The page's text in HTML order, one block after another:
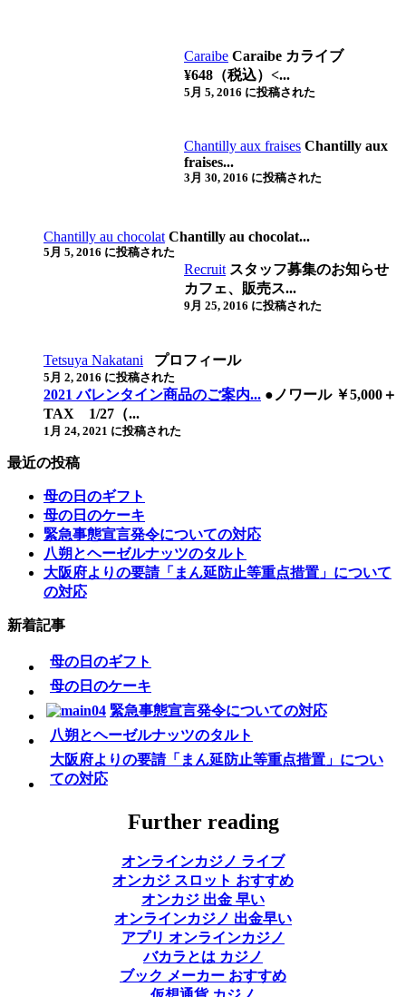
Caraibe Caraibe カライブ
¥648（税込）<...
5月 5, 2016 に投稿された
Chantilly aux fraises Chantilly aux
fraises...
3月 30, 2016 に投稿された
Chantilly au chocolat Chantilly au chocolat...
5月 5, 2016 に投稿された
Recruit スタッフ募集のお知らせ
カフェ、販売ス...
9月 25, 2016 に投稿された
Tetsuya Nakatani プロフィール
5月 2, 2016 に投稿された
2021 バレンタイン商品のご案内... ●ノワール ￥5,000＋
TAX 1/27（...
1月 24, 2021 に投稿された
最近の投稿
母の日のギフト
母の日のケーキ
緊急事態宣言発令についての対応
八朔とヘーゼルナッツのタルト
大阪府よりの要請「まん延防止等重点措置」について
の対応
新着記事
母の日のギフト
母の日のケーキ
緊急事態宣言発令についての対応
八朔とヘーゼルナッツのタルト
大阪府よりの要請「まん延防止等重点措置」につい
ての対応
Further reading
オンラインカジノ ライブ
オンカジ スロット おすすめ
オンカジ 出金 早い
オンラインカジノ 出金早い
アプリ オンラインカジノ
バカラとは カジノ
ブック メーカー おすすめ